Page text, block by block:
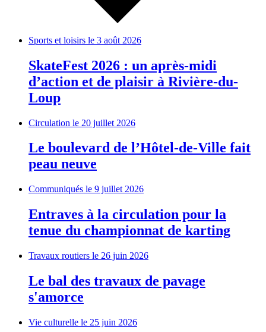
Sports et loisirs le 3 août 2026
SkateFest 2026 : un après-midi
d’action et de plaisir à Rivière-du-
Loup
Circulation le 20 juillet 2026
Le boulevard de l’Hôtel-de-Ville fait
peau neuve
Communiqués le 9 juillet 2026
Entraves à la circulation pour la
tenue du championnat de karting
Travaux routiers le 26 juin 2026
Le bal des travaux de pavage
s'amorce
Vie culturelle le 25 juin 2026